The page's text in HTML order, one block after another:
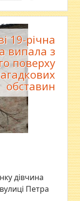
19-річна
випала з
поверху
обставин
дівчина
Петра